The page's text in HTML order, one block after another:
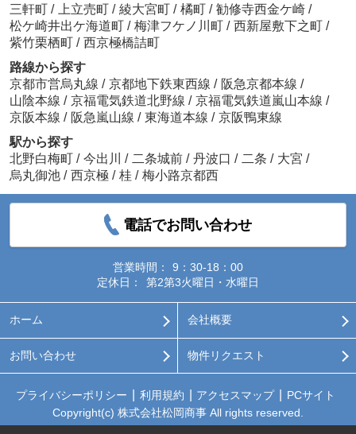
三軒町 / 上立売町 / 綾大宮町 / 橘町 / 勧修寺西金ケ崎 /
松ケ崎井出ケ海道町 / 梅津フケノ川町 / 西新屋敷下之町 /
紫竹栗栖町 / 西京極橋詰町
路線から探す
京都市営烏丸線 / 京都地下鉄東西線 / 阪急京都本線 /
山陰本線 / 京福電気鉄道北野線 / 京福電気鉄道嵐山本線 /
京阪本線 / 阪急嵐山線 / 東海道本線 / 京阪鴨東線
駅から探す
北野白梅町 / 今出川 / 二条城前 / 丹波口 / 二条 / 大宮 /
烏丸御池 / 西京極 / 桂 / 梅小路京都西
電話でお問い合わせ
営業時間：
9：30-18：00
定休日：
第2第3火曜日・水曜日
ホーム 会社概要
お問い合わせ 物件リクエスト
プライバシーポリシー 利用規約 アクセスマップ
PCサイト
Copyright(c) 株式会社松岡商事 All rights reserved.